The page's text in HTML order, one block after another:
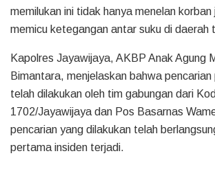
memilukan ini tidak hanya menelan
memicu ketegangan antar suku di daerah
Kapolres Jayawijaya, AKBP Anak Agung
Bimantara, menjelaskan bahwa
telah dilakukan oleh tim gabungan dari
1702/Jayawijaya dan Pos Basarnas
pencarian yang dilakukan telah
pertama insiden terjadi.